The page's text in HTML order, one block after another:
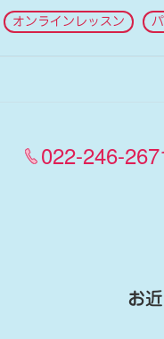
オンラインレッスン
022-246-
お